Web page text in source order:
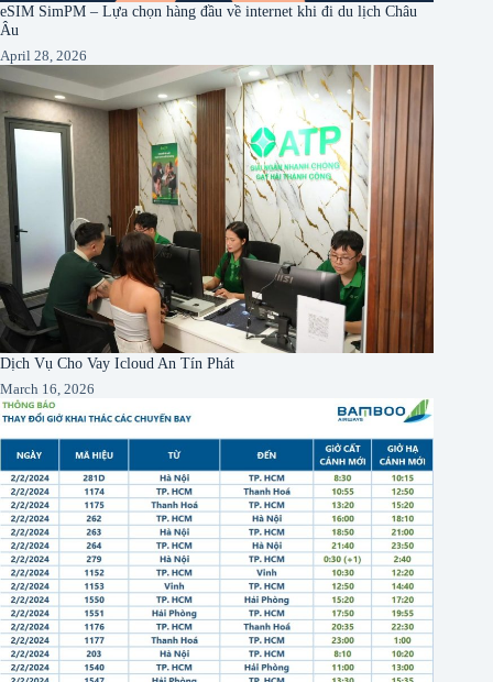
eSIM SimPM – Lựa chọn hàng đầu về internet khi đi du lịch Châu
Âu
April 28, 2026
Dịch Vụ Cho Vay Icloud An Tín Phát
March 16, 2026